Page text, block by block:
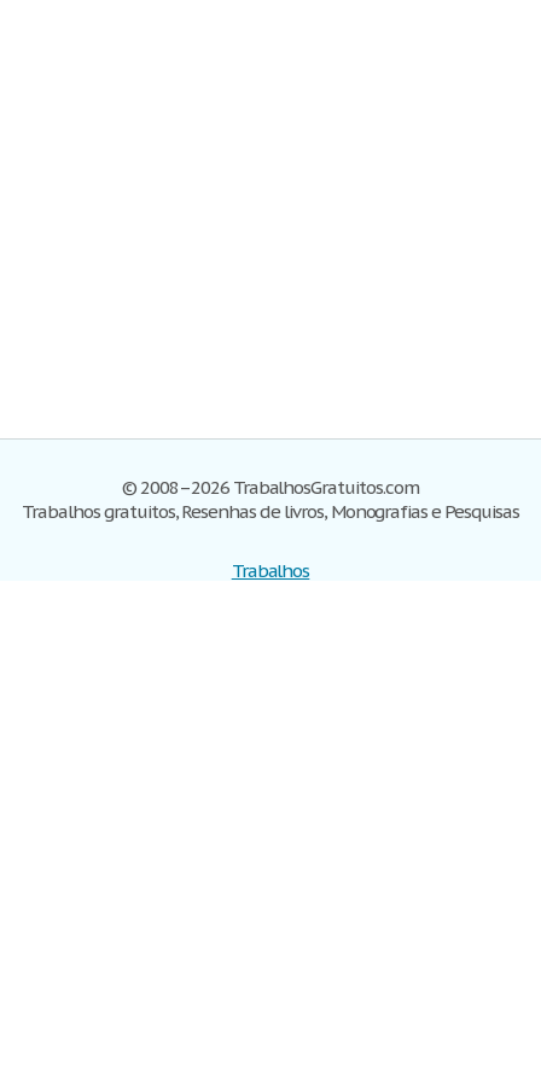
© 2008–2026 TrabalhosGratuitos.com
Trabalhos gratuitos, Resenhas de livros, Monografias e Pesquisas
Trabalhos